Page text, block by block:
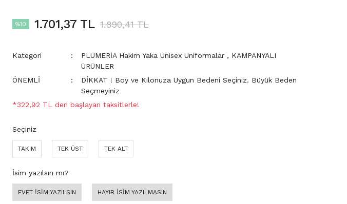
%10 1.701,37 TL 1.890,41 TL
Kategori PLUMERİA Hakim Yaka Unisex Uniformalar , KAMPANYALI
ÜRÜNLER
ÖNEMLİ
DİKKAT ! Boy ve Kilonuza Uygun Bedeni Seçiniz. Büyük Beden
Seçmeyiniz
*322,92 TL den başlayan taksitlerle!
Seçiniz
TAKIM TEK ÜST TEK ALT
İsim yazılsın mı?
EVET İSİM YAZILSIN HAYIR İSİM YAZILMASIN